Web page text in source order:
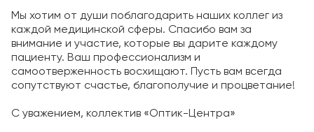
Мы хотим от души поблагодарить наших коллег из
каждой медицинской сферы. Спасибо вам за
внимание и участие, которые вы дарите каждому
пациенту. Ваш профессионализм и
самоотверженность восхищают. Пусть вам всегда
сопутствуют счастье, благополучие и процветание!
С уважением, коллектив «Оптик-Центра»